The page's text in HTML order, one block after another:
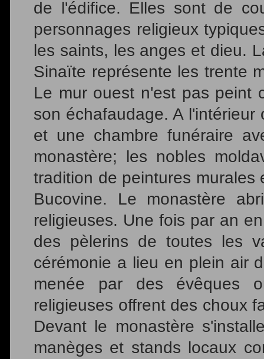
de l'édifice. Elles sont de
personnages religieux
les saints, les anges et dieu.
Sinaïte représente les trente
Le mur ouest n'est pas peint
son échafaudage. A
et une chambre funéraire
monastère; les nobles
tradition de peintures
Bucovine. Le monastère
religieuses. Une fois par an
des pèlerins de toutes les
cérémonie a lieu en plein air
menée par des évêques
religieuses offrent des choux
Devant le monastère
manèges et stands locaux